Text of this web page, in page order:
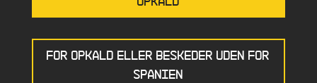
FOR OPKALD ELLER BESKEDER UDEN FOR
SPANIEN